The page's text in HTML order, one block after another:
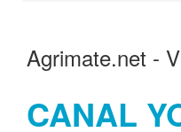
Agrimate.net -
CANAL